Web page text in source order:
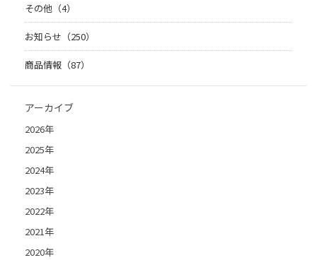
その他（4）
お知らせ（250）
商品情報（87）
アーカイブ
2026年
2025年
2024年
2023年
2022年
2021年
2020年